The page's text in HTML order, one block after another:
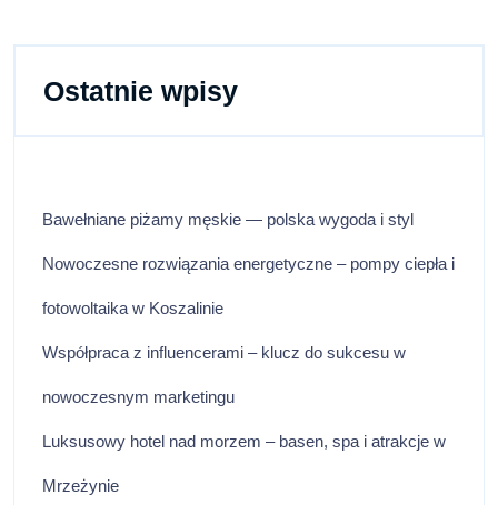
Ostatnie wpisy
Bawełniane piżamy męskie — polska wygoda i styl
Nowoczesne rozwiązania energetyczne – pompy ciepła i
fotowoltaika w Koszalinie
Współpraca z influencerami – klucz do sukcesu w
nowoczesnym marketingu
Luksusowy hotel nad morzem – basen, spa i atrakcje w
Mrzeżynie